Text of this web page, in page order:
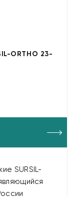
ORTHO 23-